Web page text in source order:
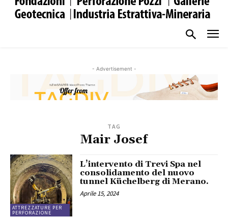
- Advertisement -
TAG
Mair Josef
ATTREZZATURE PER
PERFORAZIONE
L’intervento di Trevi Spa nel
consolidamento del nuovo
tunnel Küchelberg di Merano.
Aprile 15, 2024